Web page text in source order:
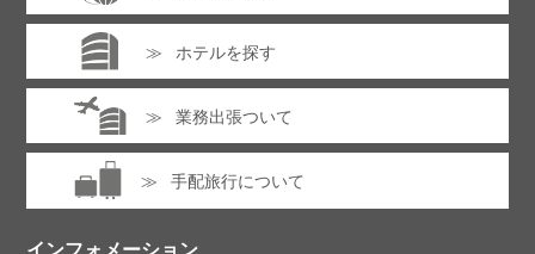
ホテルを探す
業務出張ついて
手配旅行について
インフォメーション